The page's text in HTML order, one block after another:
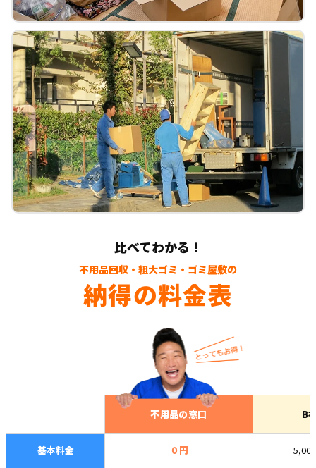
比べてわかる！
不用品回収・粗大ゴミ・ゴミ屋敷の
納得の料金表
不用品の窓口 B
基本料金 ０円